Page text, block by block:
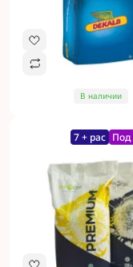
В наличии
7 + рас Под